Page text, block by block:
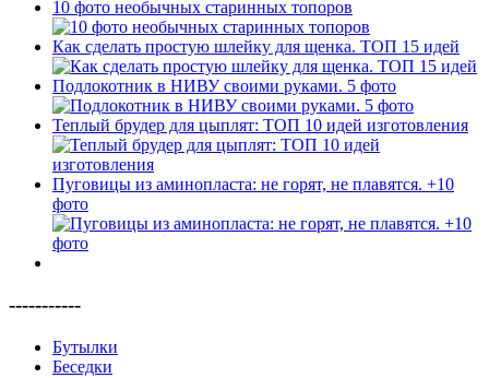
10 фото необычных старинных топоров
Как сделать простую шлейку для щенка. ТОП 15 идей
Подлокотник в НИВУ своими руками. 5 фото
Теплый брудер для цыплят: ТОП 10 идей изготовления
Пуговицы из аминопласта: не горят, не плавятся. +10
фото
-----------
Бутылки
Беседки